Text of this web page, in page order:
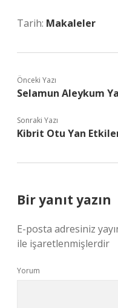
Tarih: Makaleler
Önceki Yazı
Selamun Aleykum
Sonraki Yazı
Kibrit Otu Yan
Bir yanıt yazın
E-posta adresiniz
ile işaretlenmişlerdir
Yorum